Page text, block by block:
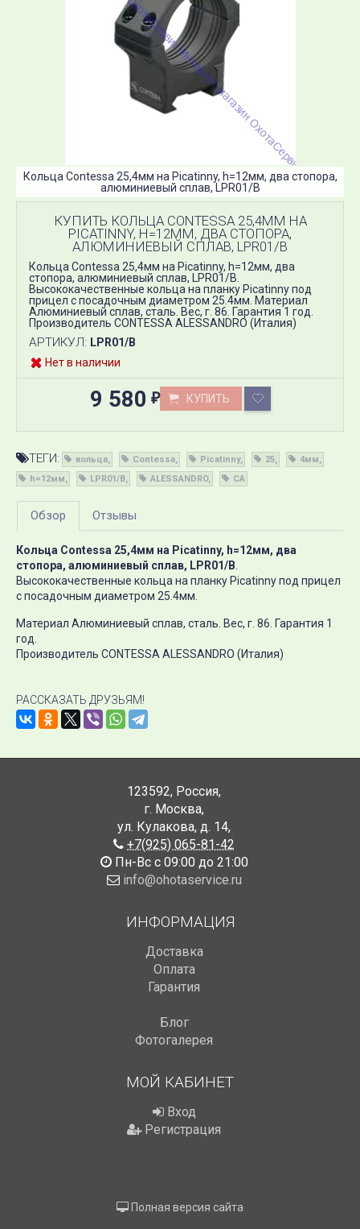
Кольца Contessa 25,4мм на Picatinny, h=12мм, два стопора,
алюминиевый сплав, LPR01/B
КУПИТЬ КОЛЬЦА CONTESSA 25,4ММ НА
PICATINNY, H=12ММ, ДВА СТОПОРА,
АЛЮМИНИЕВЫЙ СПЛАВ, LPR01/B
Кольца Contessa 25,4мм на Picatinny, h=12мм, два
стопора, алюминиевый сплав, LPR01/B.
Высококачественные кольца на планку Picatinny под
прицел с посадочным диаметром 25.4мм. Материал
Алюминиевый сплав, сталь. Вес, г. 86. Гарантия 1 год.
Производитель CONTESSA ALESSANDRO (Италия)
АРТИКУЛ: LPR01/B
Нет в наличии
9 580 ₽ КУПИТЬ
ТЕГИ: кольца Contessa Picatinny 25
4мм
h=12мм
LPR01/B ALESSANDRO CA
Обзор Отзывы
Кольца Contessa 25,4мм на Picatinny, h=12мм, два
стопора, алюминиевый сплав, LPR01/B
Высококачественные кольца на планку Picatinny под прицел
с посадочным диаметром 25.4мм.
Материал Алюминиевый сплав, сталь. Вес, г. 86. Гарантия 1
год.
Производитель CONTESSA ALESSANDRO (Италия)
РАССКАЗАТЬ ДРУЗЬЯМ!
123592, Россия,
г. Москва,
ул. Кулакова, д. 14,
+7(925) 065-81-42
Пн-Вс с 09:00 до 21:00
info@ohotaservice.ru
ИНФОРМАЦИЯ
Доставка
Оплата
Гарантия
Блог
Фотогалерея
МОЙ КАБИНЕТ
Вход
Регистрация
Полная версия сайта